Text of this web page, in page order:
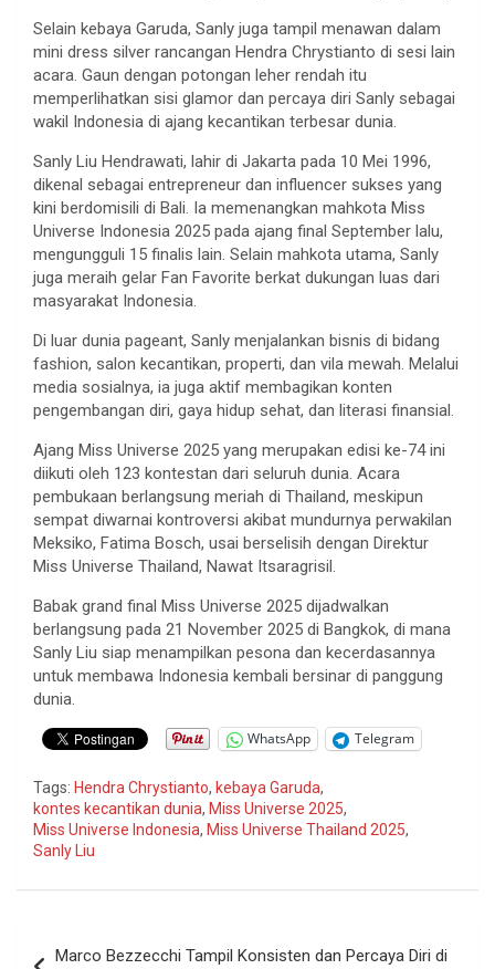
Selain kebaya Garuda, Sanly juga tampil menawan dalam
mini dress silver rancangan Hendra Chrystianto di sesi lain
acara. Gaun dengan potongan leher rendah itu
memperlihatkan sisi glamor dan percaya diri Sanly sebagai
wakil Indonesia di ajang kecantikan terbesar dunia.
Sanly Liu Hendrawati, lahir di Jakarta pada 10 Mei 1996,
dikenal sebagai entrepreneur dan influencer sukses yang
kini berdomisili di Bali. Ia memenangkan mahkota Miss
Universe Indonesia 2025 pada ajang final September lalu,
mengungguli 15 finalis lain. Selain mahkota utama, Sanly
juga meraih gelar Fan Favorite berkat dukungan luas dari
masyarakat Indonesia.
Di luar dunia pageant, Sanly menjalankan bisnis di bidang
fashion, salon kecantikan, properti, dan vila mewah. Melalui
media sosialnya, ia juga aktif membagikan konten
pengembangan diri, gaya hidup sehat, dan literasi finansial.
Ajang Miss Universe 2025 yang merupakan edisi ke-74ini
diikuti oleh 123 kontestan dari seluruh dunia. Acara
pembukaan berlangsung meriah di Thailand, meskipun
sempat diwarnai kontroversi akibat mundurnya perwakilan
Meksiko, Fatima Bosch, usai berselisih dengan Direktur
Miss Universe Thailand, Nawat Itsaragrisil.
Babak grand final Miss Universe 2025 dijadwalkan
berlangsung pada 21 November 2025 di Bangkok, di mana
Sanly Liu siap menampilkan pesona dan kecerdasannya
untuk membawa Indonesia kembali bersinar di panggung
dunia.
WhatsApp Telegram
Tags: Hendra Chrystianto, kebaya Garuda,
kontes kecantikan dunia, Miss Universe 2025,
Miss Universe Indonesia, Miss Universe Thailand 2025,
Sanly Liu
Marco Bezzecchi Tampil Konsisten dan Percaya Diri di